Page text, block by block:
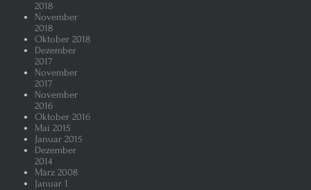
2018
November
2018
Oktober 2018
Dezember
2017
November
2017
November
2016
Oktober 2016
Mai 2015
Januar 2015
Dezember
2014
März 2008
Januar 1